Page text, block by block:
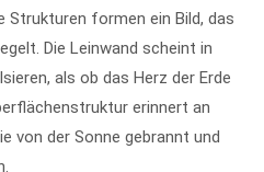
Strukturen formen ein Bild, das
Die Leinwand scheint in
als ob das Herz der Erde
erinnert an
von der Sonne gebrannt und